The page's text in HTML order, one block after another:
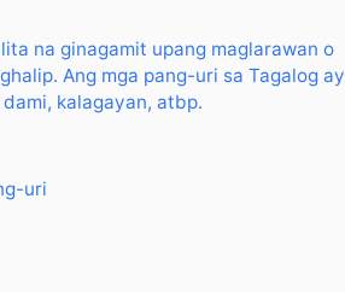
na ginagamit upang maglarawan o
Ang mga pang-uri sa Tagalog ay
kalagayan, atbp.
uri